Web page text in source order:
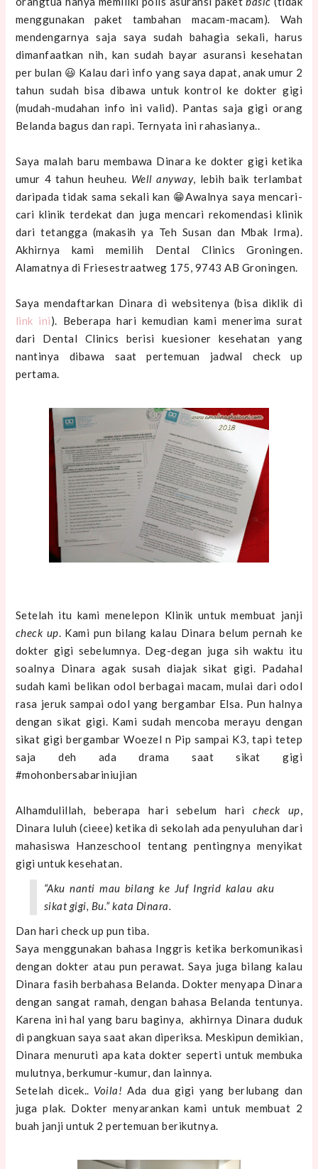
menggunakan paket tambahan macam-macam). Wah
mendengarnya saja saya sudah bahagia sekali, harus
dimanfaatkan nih, kan sudah bayar asuransi kesehatan
per bulan 😃 Kalau dari info yang saya dapat, anak umur 2
tahun sudah bisa dibawa untuk kontrol ke dokter gigi
(mudah-mudahan info ini valid). Pantas saja gigi orang
Belanda bagus dan rapi. Ternyata ini rahasianya..
Saya malah baru membawa Dinara ke dokter gigi ketika
umur 4 tahun heuheu. Well anyway, lebih baik terlambat
daripada tidak sama sekali kan 😁Awalnya saya mencari-
cari klinik terdekat dan juga mencari rekomendasi klinik
dari tetangga (makasih ya Teh Susan dan Mbak Irma).
Akhirnya kami memilih Dental Clinics Groningen.
Alamatnya di Friesestraatweg 175, 9743 AB Groningen.
Saya mendaftarkan Dinara di websitenya (bisa diklik di
link ini). Beberapa hari kemudian kami menerima surat
dari Dental Clinics berisi kuesioner kesehatan yang
nantinya dibawa saat pertemuan jadwal check up
pertama.
Setelah itu kami menelepon Klinik untuk membuat janji
check up. Kami pun bilang kalau Dinara belum pernah ke
dokter gigi sebelumnya. Deg-degan juga sih waktu itu
soalnya Dinara agak susah diajak sikat gigi. Padahal
sudah kami belikan odol berbagai macam, mulai dari odol
rasa jeruk sampai odol yang bergambar Elsa. Pun halnya
dengan sikat gigi. Kami sudah mencoba merayu dengan
sikat gigi bergambar Woezel n Pip sampai K3, tapi tetep
saja deh ada drama saat sikat gigi
#mohonbersabariniujian
Alhamdulillah, beberapa hari sebelum hari check up,
Dinara luluh (cieee) ketika di sekolah ada penyuluhan dari
mahasiswa Hanzeschool tentang pentingnya menyikat
gigi untuk kesehatan.
“Aku nanti mau bilang ke Juf Ingrid kalau aku
sikat gigi, Bu.” kata Dinara.
Dan hari check up pun tiba.
Saya menggunakan bahasa Inggris ketika berkomunikasi
dengan dokter atau pun perawat. Saya juga bilang kalau
Dinara fasih berbahasa Belanda. Dokter menyapa Dinara
dengan sangat ramah, dengan bahasa Belanda tentunya.
Karena ini hal yang baru baginya, akhirnya Dinara duduk
di pangkuan saya saat akan diperiksa. Meskipun demikian,
Dinara menuruti apa kata dokter seperti untuk membuka
mulutnya, berkumur-kumur, dan lainnya.
Setelah dicek.. Voila! Ada dua gigi yang berlubang dan
juga plak. Dokter menyarankan kami untuk membuat 2
buah janji untuk 2 pertemuan berikutnya.